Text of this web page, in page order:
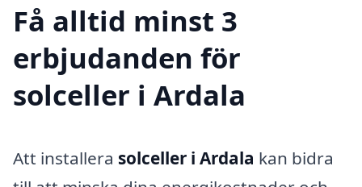
Få alltid minst 3
erbjudanden för
solceller i Ardala
Att installera solceller i Ardala kan bidra